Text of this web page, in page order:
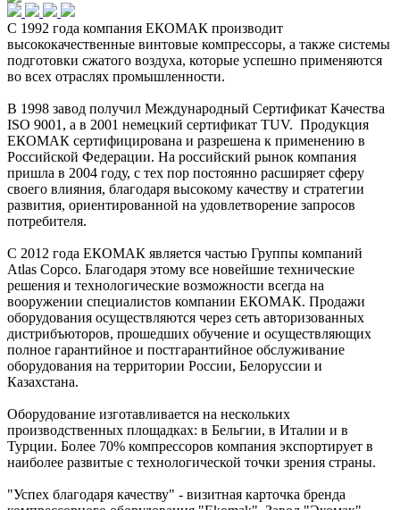
С 1992 года компания ЕКОМАК производит
высококачественные винтовые компрессоры, а также системы
подготовки сжатого воздуха, которые успешно применяются
во всех отраслях промышленности.
В 1998 завод получил Международный Сертификат Качества
ISO 9001, а в 2001 немецкий сертификат ТUV. Продукция
ЕКОМАК сертифицирована и разрешена к применению в
Российской Федерации. На российский рынок компания
пришла в 2004 году, с тех пор постоянно расширяет сферу
своего влияния, благодаря высокому качеству и стратегии
развития, ориентированной на удовлетворение запросов
потребителя.
С 2012 года ЕКОМАК является частью Группы компаний
Atlas Сорсо. Благодаря этому все новейшие технические
решения и технологические возможности всегда на
вооружении специалистов компании ЕКОМАК. Продажи
оборудования осуществляются через сеть авторизованных
дистрибъюторов, прошедших обучение и осуществляющих
полное гарантийное и постгарантийное обслуживание
оборудования на территории России, Белоруссии и
Казахстана.
Оборудование изготавливается на нескольких
производственных площадках: в Бельгии, в Италии и в
Турции. Более 70% компрессоров компания экспортирует в
наиболее развитые с технологической точки зрения страны.
"Успех благодаря качеству" - визитная карточка бренда